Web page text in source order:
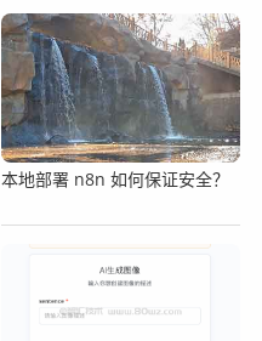
本地部署 n8n 如何保证安全？